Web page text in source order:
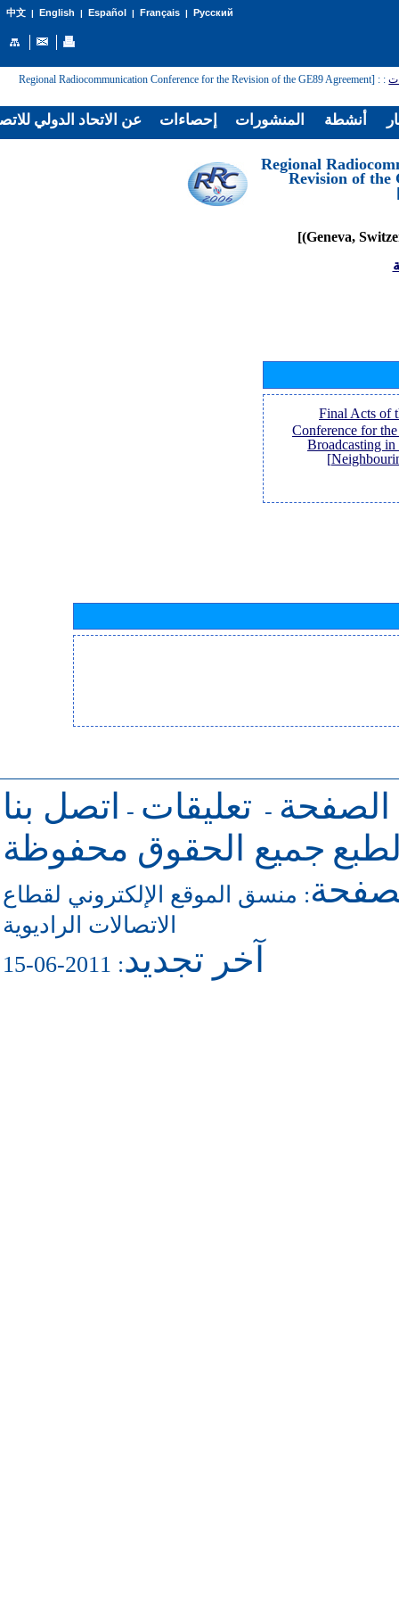
中文| English | Español | Français| Русский
:
: [Regional Radiocommunication Conference for the Revision of the GE89 Agreement
[Regional
Revision of the
[Final Acts of
Conference for
Broadcasting
الصفحة - تعليقات -
اتصل بنا
جميع الحقوق محفوظة
: منسق الموقع الإلكتروني لقطاع
الاتصالات الراديوية
آخر تجديد: 2011-06-15
عن الاتحاد الدولي إحصاءات المنشورات أنشطة